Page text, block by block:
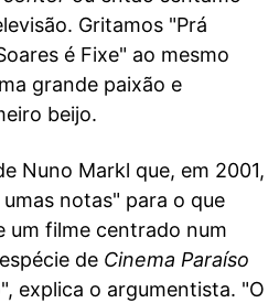
Gritamos "Prá
é Fixe" ao mesmo
grande paixão e
beijo.
Nuno Markl que, em 2001,
notas" para o que
um filme centrado num
de Cinema Paraíso
explica o argumentista. "O